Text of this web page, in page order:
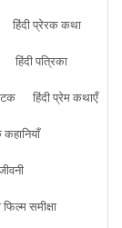
हिंदी प्रेरक कथा
हिंदी पत्रिका
हिंदी प्रेम कथाएँ
कहानियाँ
फिल्म समीक्षा